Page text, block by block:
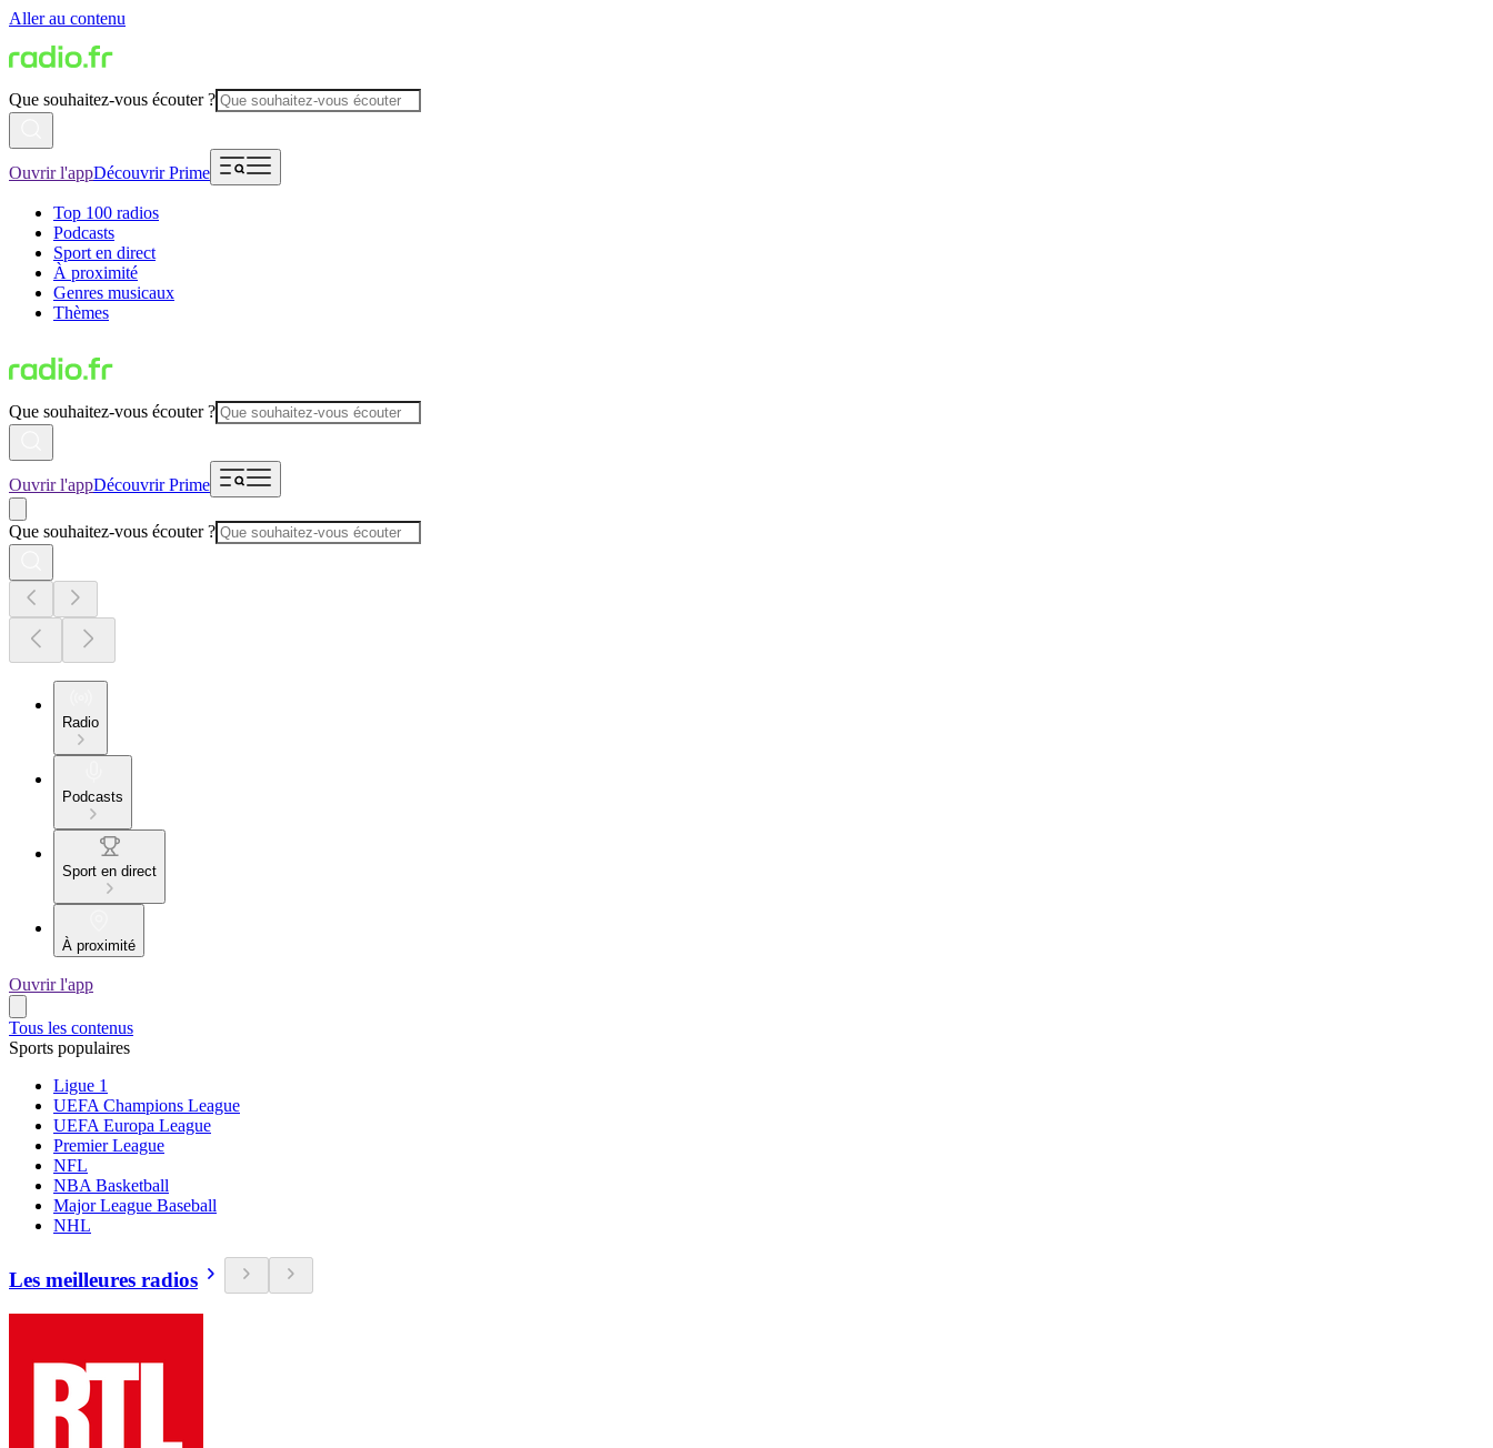
Aller au contenu
Que souhaitez-vous écouter ?
Ouvrir l'appDécouvrir Prime
Top 100 radios
Podcasts
Sport en direct
À proximité
Genres musicaux
Thèmes
Que souhaitez-vous écouter ?
Ouvrir l'appDécouvrir Prime
Que souhaitez-vous écouter ?
Radio
Podcasts
Sport en direct
À proximité
Ouvrir l'app
Tous les contenus
Sports populaires
Ligue 1
UEFA Champions League
UEFA Europa League
Premier League
NFL
NBA Basketball
Major League Baseball
NHL
Les meilleures radios